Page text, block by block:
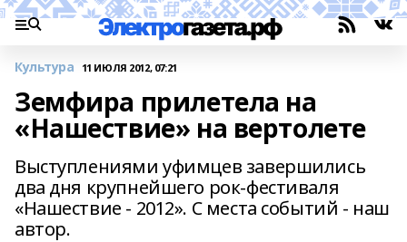
Культура 11 ИЮЛЯ 2012, 07:21
Земфира прилетела на
«Нашествие» на вертолете
Выступлениями уфимцев завершились
два дня крупнейшего рок-фестиваля
«Нашествие - 2012». C места событий - наш
автор.